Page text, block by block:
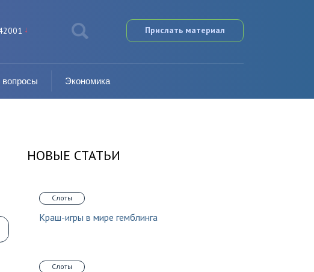
Прислать материал
Экономика
НОВЫЕ СТАТЬИ
Слоты
Краш-игры в мире гемблинга
Слоты